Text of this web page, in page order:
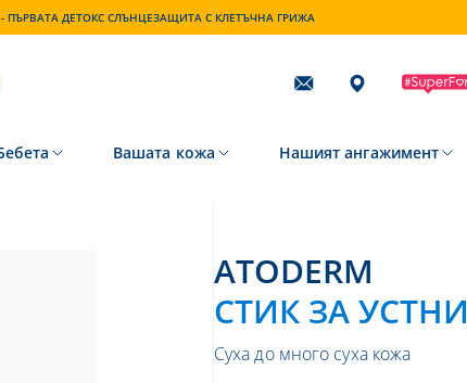
- ПЪРВАТА ДЕТОКС СЛЪНЦЕЗАЩИТА С КЛЕТЪЧНА ГРИЖА
Subscribing
Вашата кожа Нашият ангажимент
ATODERM
СТИК ЗА УСТНИ
Суха до много суха кожа